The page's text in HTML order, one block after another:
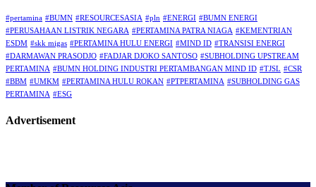
#pertamina #BUMN #RESOURCESASIA #pln #ENERGI #BUMN ENERGI
#PERUSAHAAN LISTRIK NEGARA #PERTAMINA PATRA NIAGA #KEMENTRIAN
ESDM #skk migas #PERTAMINA HULU ENERGI #MIND ID #TRANSISI ENERGI
#DARMAWAN PRASODJO #FADJAR DJOKO SANTOSO #SUBHOLDING UPSTREAM
PERTAMINA #BUMN HOLDING INDUSTRI PERTAMBANGAN MIND ID #TJSL #CSR
#BBM #UMKM #PERTAMINA HULU ROKAN #PTPERTAMINA #SUBHOLDING GAS
PERTAMINA #ESG
Advertisement